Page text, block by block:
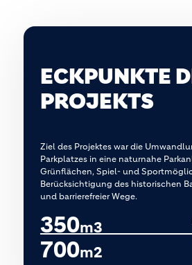
ECKPUNKTE
PROJEKTS
Ziel des Projektes war die
Parkplatzes in eine naturnahe
Grünflächen, Spiel- und
Berücksichtigung des historischen
und barrierefreier Wege.
350m3
700m2